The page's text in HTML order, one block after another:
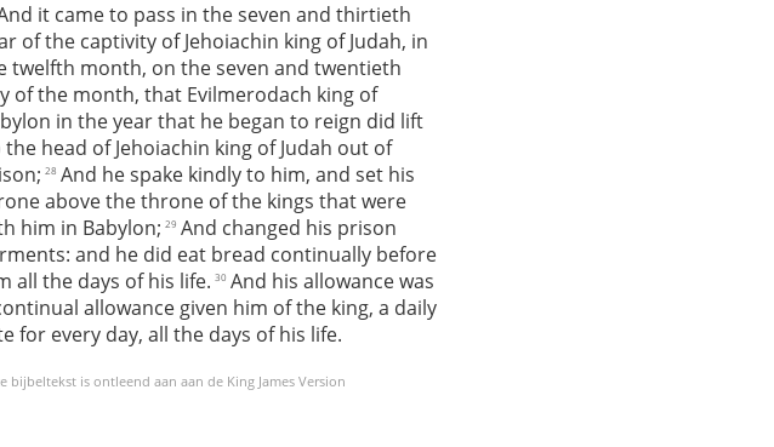
it came to pass in the seven and thirtieth
of the captivity of Jehoiachin king of Judah, in
twelfth month, on the seven and twentieth
of the month, that Evilmerodach king of
in the year that he began to reign did lift
the head of Jehoiachin king of Judah out of
28 And he spake kindly to him, and set his
above the throne of the kings that were
him in Babylon; 29 And changed his prison
and he did eat bread continually before
all the days of his life. 30 And his allowance was
allowance given him of the king, a daily
for every day, all the days of his life.
bijbeltekst is ontleend aan aan de King James Version